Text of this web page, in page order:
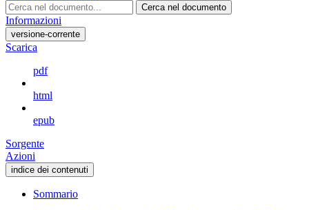
Cerca nel documento
Informazioni
versione-corrente
Scarica
pdf
html
epub
Sorgente
Azioni
indice dei contenuti
Sommario